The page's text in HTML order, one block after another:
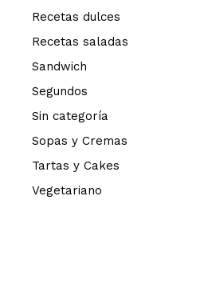
Recetas dulces
Recetas saladas
Sandwich
Segundos
Sin categoría
Sopas y Cremas
Tartas y Cakes
Vegetariano